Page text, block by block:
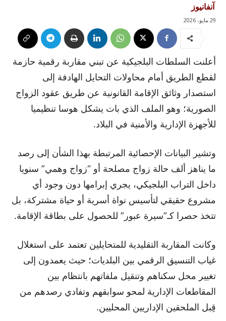
آنفانيوز
29 مايو، 2026
أعلنت السلطات البلجيكية عن تبني مقاربة رقمية حازمة
لقطع الطريق أمام محاولات التحايل الهادفة إلى
استصدار وثائق الإقامة القانونية عن طريق عقود الزواج
الصورية؛ وهو الملف الذي بات يشكل هوسا تنظيميا
للأجهزة الإدارية والأمنية في البلاد.
وتشير البيانات الإحصائية المرتبطة بهذا الشأن إلى رصد
ما يناهز ألف حالة زواج مصلحة أو “زواج وهمي” سنويا
داخل التراب البلجيكي، يجري إبرامها دون وجود أي
مشروع حقيقي لتأسيس نواة أسرية أو حياة مشتركة، بل
تتخذ حصرا كـ”سيرة عبور” للحصول على بطاقة الإقامة.
وكانت المقاربة التقليدية للمتحايلين تعتمد على استغلال
غياب التنسيق الرقمي بين البلديات؛ حيث يعمدون إلى
تغيير محل سكناهم وتنقيل ملفاتهم بانتظام بين
المقاطعات الإدارية لمحو سوابقهم وتفادي رصدهم من
قِبل الملحقين الإداريين المحليين.